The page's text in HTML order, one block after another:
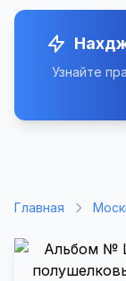
Узнайте
Главная